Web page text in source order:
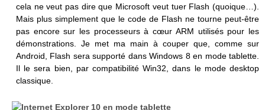
cela ne veut pas dire que Microsoft veut tuer Flash (quoique…).
Mais plus simplement que le code de Flash ne tourne peut-être
pas encore sur les processeurs à cœur ARM utilisés pour les
démonstrations. Je met ma main à couper que, comme sur
Android, Flash sera supporté dans Windows 8 en mode tablette.
Il le sera bien, par compatibilité Win32, dans le mode desktop
classique.